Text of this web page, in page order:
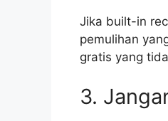
Jika built-in
pemulihan
gratis yang
3.